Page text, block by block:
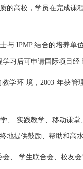
的高校，学员在完成课
与 IPMP 结合的培养单
习后可申请国际项目经
学环 境，2003 年获管
、 实践教学、移动课堂
地提供鼓励、帮助和高
会、 学生联合会、校友